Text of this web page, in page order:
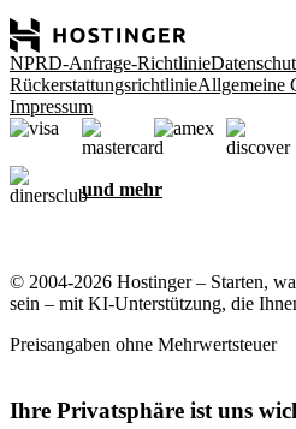
NPRD-Anfrage-Richtlinie
RückerstattungsrichtlinieAllgemeine
Impressum
und mehr
© 2004-2026 Hostinger – Starten,
sein – mit KI-Unterstützung, die
Preisangaben ohne Mehrwertsteuer
Ihre Privatsphäre ist uns